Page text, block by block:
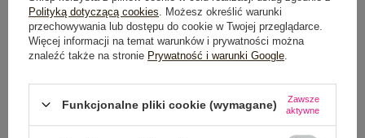
OPINIE O PRODUKCIE (3)
WYSYŁKA I DOSTAWA
Polityką dotyczącą cookies . Możesz określić warunki
przechowywania lub dostępu do cookie w Twojej przeglądarce.
Więcej informacji na temat warunków i prywatności można
znaleźć także na stronie Prywatność i warunki Google
Funkcjonalne pliki cookie (wymagane)
Zawsze
aktywne